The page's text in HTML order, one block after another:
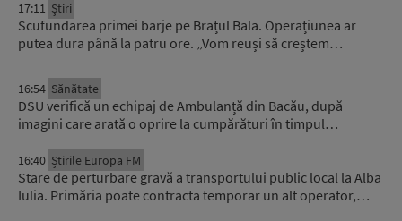
17:11 Știri
Scufundarea primei barje pe Brațul Bala. Operațiunea ar
putea dura până la patru ore. „Vom reuși să creștem…
16:54 Sănătate
DSU verifică un echipaj de Ambulanță din Bacău, după
imagini care arată o oprire la cumpărături în timpul…
16:40 Știrile Europa FM
Stare de perturbare gravă a transportului public local la Alba
Iulia. Primăria poate contracta temporar un alt operator,…